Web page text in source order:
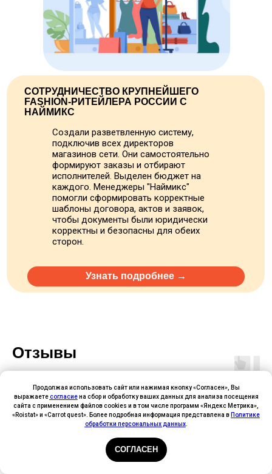
СОТРУДНИЧЕСТВО КРУПНЕЙШЕГО
FASHION-РИТЕЙЛЕРА РОССИИ С
НАЙМИКС
Создали разветвленную систему,
подключив всех директоров
магазинов сети. Они самостоятельно
формируют заказы и отбирают
исполнителей. Выделен бюджет на
каждого. Менеджеры "Наймикс"
помогли сформировать корректные
шаблоны договора, актов и заявок,
чтобы документы были юридически
корректны и безопасны для обеих
сторон.
Узнать подробнее →
Отзывы
Михаил Воронов
Руководитель управляющей компании
Весенний период для нас — это всегда аврал:
Продолжая использовать сайт или нажимая кнопку «Согласен», Вы
выражаетесогласиена сбор и обработку ваших данных для анализа посещения
сайта с применением файлов cookies и в том числе программ «Яндекс Метрика»,
«Roistat» и «Carrot quest». Более подробная информация представлена в Политике
обработки персональных данных.
СОГЛАСЕН